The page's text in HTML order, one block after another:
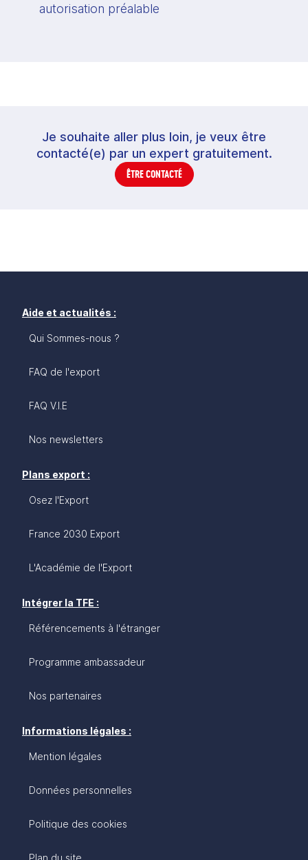
autorisation préalable
Je souhaite aller plus loin, je veux être
contacté(e) par un expert gratuitement.
ÊTRE CONTACTÉ
Aide et actualités :
Qui Sommes-nous ?
FAQ de l'export
FAQ V.I.E
Nos newsletters
Plans export :
Osez l'Export
France 2030 Export
L'Académie de l'Export
Intégrer la TFE :
Référencements à l'étranger
Programme ambassadeur
Nos partenaires
Informations légales :
Mention légales
Données personnelles
Politique des cookies
Plan du site